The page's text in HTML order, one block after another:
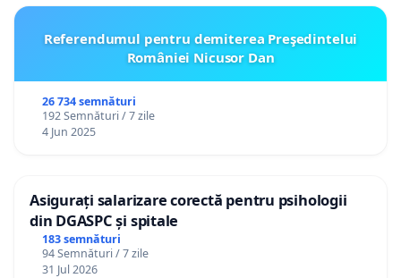
Referendumul pentru demiterea Preşedintelui
României Nicusor Dan
26 734 semnături
192 Semnături / 7 zile
4 Jun 2025
Asigurați salarizare corectă pentru psihologii
din DGASPC și spitale
183 semnături
94 Semnături / 7 zile
31 Jul 2026